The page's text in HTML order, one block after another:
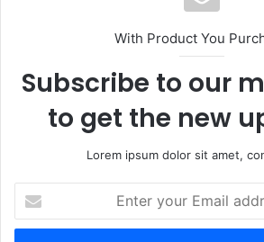
With Product You
Subscribe to our
to get the new
Lorem ipsum dolor sit amet,
t